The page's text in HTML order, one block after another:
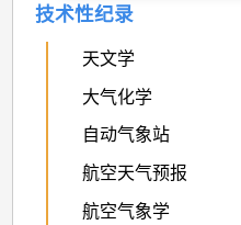
技术性纪录
天文学
大气化学
自动气象站
航空天气预报
航空气象学